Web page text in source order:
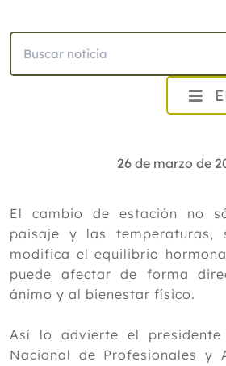
Julio
Mayo
Abril
Marzo
Estudio sobre
sueño:
explica el papel
Acupuntura y
26 de marzo de
El cambio de estación no
paisaje y las temperaturas,
modifica el equilibrio
puede afectar de forma
ánimo y al bienestar físico.
Así lo advierte el
Nacional de Profesionales y